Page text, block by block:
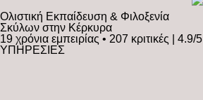
Ολιστική Εκπαίδευση & Φιλοξενία
Σκύλων στην Κέρκυρα
19 χρόνια εμπειρίας • 207 κριτικές | 4.9/5
ΥΠΗΡΕΣΙΕΣ